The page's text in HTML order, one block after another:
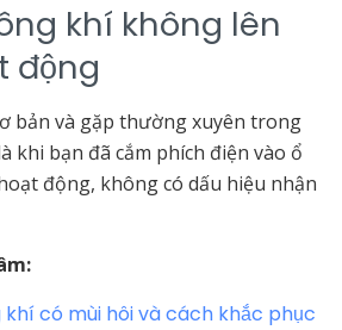
khí không lên
động
bản và gặp thường xuyên trong
khi bạn đã cắm phích điện vào ổ
động, không có dấu hiệu nhận
khí có mùi hôi và cách khắc phục